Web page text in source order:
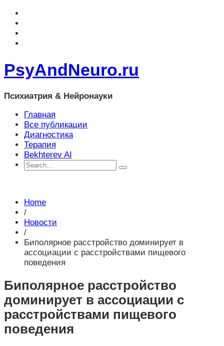
PsyAndNeuro.ru
Психиатрия & Нейронауки
Главная
Все публикации
Диагностика
Терапия
Bekhterev AI
Home
/
Новости
/
Биполярное расстройство доминирует в
ассоциации с расстройствами пищевого
поведения
Биполярное расстройство
доминирует в ассоциации с
расстройствами пищевого
поведения